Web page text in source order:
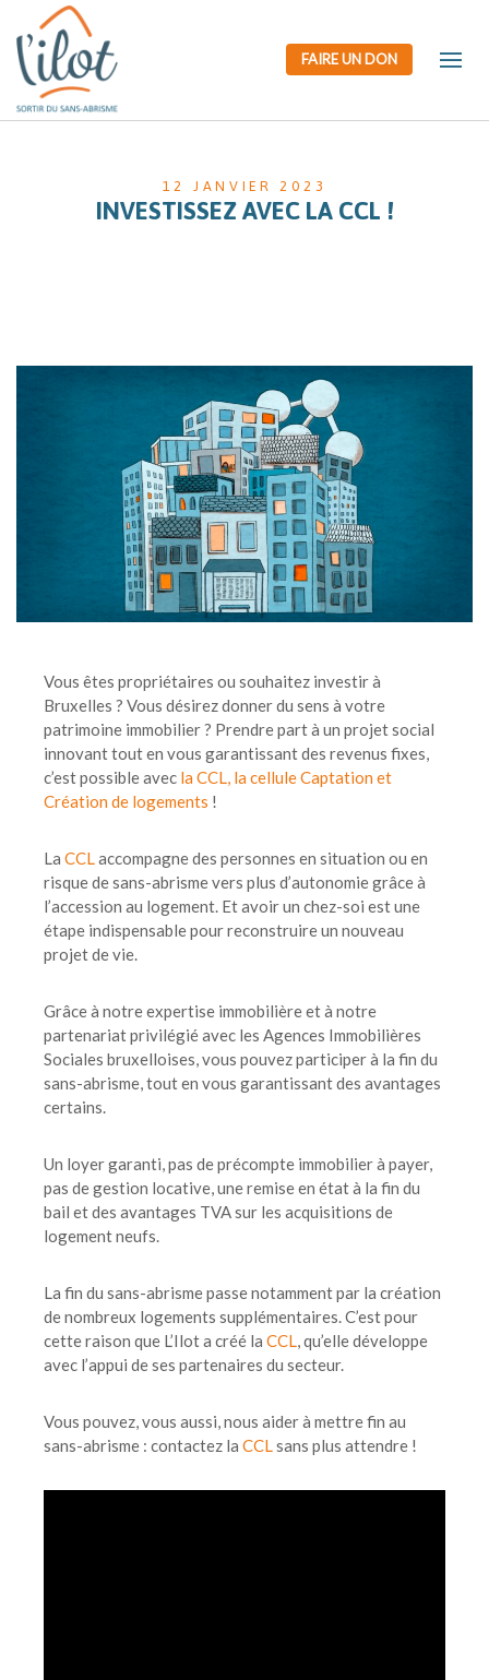
12 JANVIER 2023
INVESTISSEZ AVEC LA CCL !
Vous êtes propriétaires ou souhaitez investir à
Bruxelles ? Vous désirez donner du sens à votre
patrimoine immobilier ? Prendre part à un projet social
innovant tout en vous garantissant des revenus fixes,
c’est possible avec la CCL, la cellule Captation et
Création de logements !
La CCLaccompagne des personnes en situation ou en
risque de sans-abrisme vers plus d’autonomie grâce à
l’accession au logement. Et avoir un chez-soi est une
étape indispensable pour reconstruire un nouveau
projet de vie.
Grâce à notre expertise immobilière et à notre
partenariat privilégié avec les Agences Immobilières
Sociales bruxelloises, vous pouvez participer à la fin du
sans-abrisme, tout en vous garantissant des avantages
certains.
Un loyer garanti, pas de précompte immobilier à payer,
pas de gestion locative, une remise en état à la fin du
bail et des avantages TVA sur les acquisitions de
logement neufs.
La fin du sans-abrisme passe notamment par la création
de nombreux logements supplémentaires. C’est pour
cette raison que L’Ilot a créé la CCL, qu’elle développe
avec l’appui de ses partenaires du secteur.
Vous pouvez, vous aussi, nous aider à mettre fin au
sans-abrisme : contactez la CCLsans plus attendre !
FAIRE UN DON